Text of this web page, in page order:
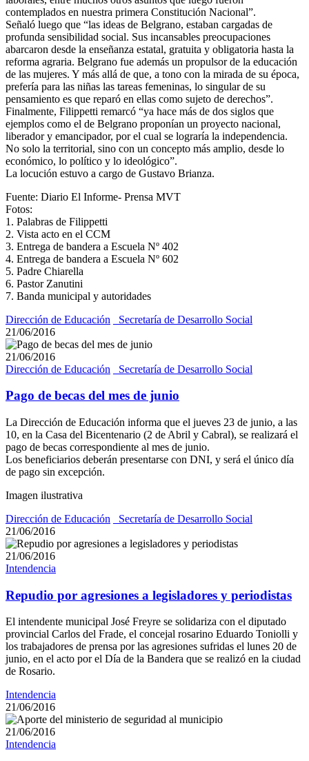
contemplados en nuestra primera Constitución Nacional”.
Señaló luego que “las ideas de Belgrano, estaban cargadas de
profunda sensibilidad social. Sus incansables preocupaciones
abarcaron desde la enseñanza estatal, gratuita y obligatoria hasta la
reforma agraria. Belgrano fue además un propulsor de la educación
de las mujeres. Y más allá de que, a tono con la mirada de su época,
prefería para las niñas las tareas femeninas, lo singular de su
pensamiento es que reparó en ellas como sujeto de derechos”.
Finalmente, Filippetti remarcó “ya hace más de dos siglos que
ejemplos como el de Belgrano proponían un proyecto nacional,
liberador y emancipador, por el cual se lograría la independencia.
No solo la territorial, sino con un concepto más amplio, desde lo
económico, lo político y lo ideológico”.
La locución estuvo a cargo de Gustavo Brianza.
Fuente: Diario El Informe- Prensa MVT
Fotos:
1. Palabras de Filippetti
2. Vista acto en el CCM
3. Entrega de bandera a Escuela Nº 402
4. Entrega de bandera a Escuela Nº 602
5. Padre Chiarella
6. Pastor Zanutini
7. Banda municipal y autoridades
Dirección de Educación
_Secretaría de Desarrollo Social
21/06/2016
21/06/2016
Dirección de Educación
_Secretaría de Desarrollo Social
Pago de becas del mes de junio
La Dirección de Educación informa que el jueves 23 de junio, a las
10, en la Casa del Bicentenario (2 de Abril y Cabral), se realizará el
pago de becas correspondiente al mes de junio.
Los beneficiarios deberán presentarse con DNI, y será el único día
de pago sin excepción.
Imagen ilustrativa
Dirección de Educación
_Secretaría de Desarrollo Social
21/06/2016
21/06/2016
Intendencia
Repudio por agresiones a legisladores y periodistas
El intendente municipal José Freyre se solidariza con el diputado
provincial Carlos del Frade, el concejal rosarino Eduardo Toniolli y
los trabajadores de prensa por las agresiones sufridas el lunes 20 de
junio, en el acto por el Día de la Bandera que se realizó en la ciudad
de Rosario.
Intendencia
21/06/2016
21/06/2016
Intendencia